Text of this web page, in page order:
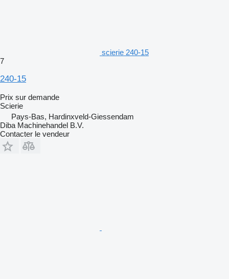
scierie 240-15
7
240-15
Prix sur demande
Scierie
Pays-Bas, Hardinxveld-Giessendam
Diba Machinehandel B.V.
Contacter le vendeur